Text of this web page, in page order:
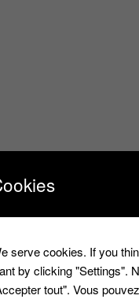
serve cookies. If you
by clicking "Settings".
tout". Vous